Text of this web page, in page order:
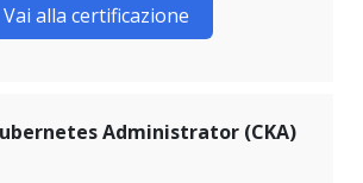
Vai alla certificazione
Administrator (CKA)